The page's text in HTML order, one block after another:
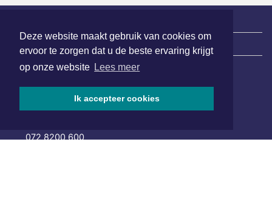
Deze website maakt gebruik van cookies om
ervoor te zorgen dat u de beste ervaring krijgt
op onze website Lees meer
Ik accepteer cookies
Nieuws | Sport | Evenementen
Hoofdvestiging:
van Benthuizenlaan 1
072 8200 600